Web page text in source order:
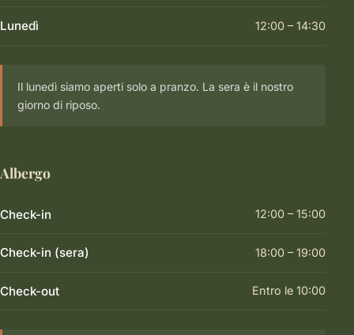
Lunedì 12:00 – 14:30
Il lunedì siamo aperti solo a pranzo. La sera è il nostro
giorno di riposo.
Albergo
Check-in 12:00 – 15:00
Check-in (sera) 18:00 – 19:00
Check-out Entro le 10:00